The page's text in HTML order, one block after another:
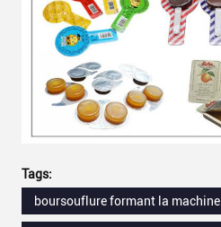
Tags:
boursouflure formant la machine